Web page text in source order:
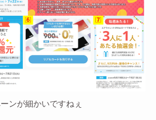
ンが細かいですねぇ